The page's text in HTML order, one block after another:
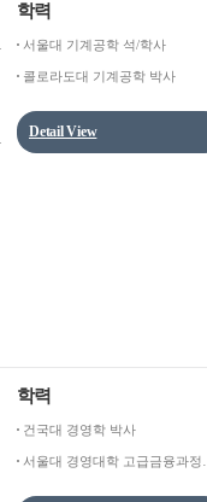
학력
서울대 기계공학 석/학사
콜로라도대 기계공학 박사
Detail View
학력
건국대 경영학 박사
서울대 경영대학 고급금융과정